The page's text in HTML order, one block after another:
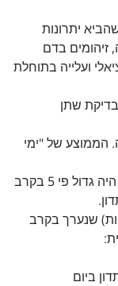
יתרונות
בדם
ועלייה בתוחלת
בדיקת שתן
הממוצע של "ימי
• מחקרי מעקב גדולים מצאו שהסיכון ל HIV היה גדול פי 5 בקרב
שנערך בקרב